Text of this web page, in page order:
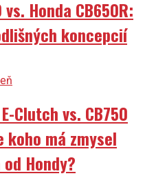
Honda CB650R:
koncepcií
Clutch vs. CB750
koho má zmysel
Hondy?